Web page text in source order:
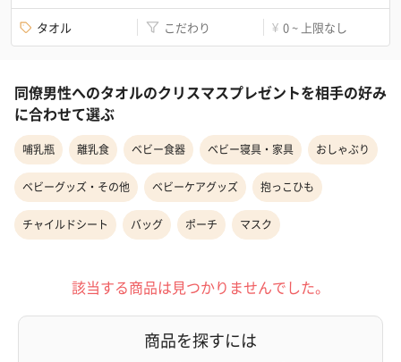
タオル こだわり ¥ 0 ~ 上限なし
同僚男性へのタオルのクリスマスプレゼントを相手の好み
に合わせて選ぶ
哺乳瓶 離乳食 ベビー食器 ベビー寝具・家具 おしゃぶり
ベビーグッズ・その他 ベビーケアグッズ 抱っこひも
チャイルドシート バッグ ポーチ マスク
該当する商品は見つかりませんでした。
商品を探すには